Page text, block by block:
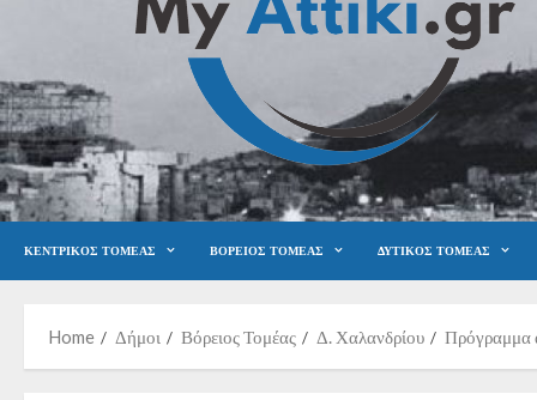
ΚΕΝΤΡΙΚΌΣ ΤΟΜΈΑΣ ΒΌΡΕΙΟΣ ΤΟΜΈΑΣ ΔΥΤΙΚΌΣ ΤΟΜΈΑΣ
Home Δήμοι Βόρειος Τομέας Δ. Χαλανδρίου Πρόγραμμα